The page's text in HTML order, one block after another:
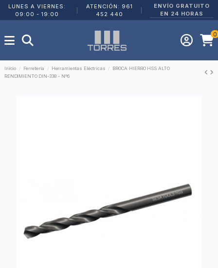
LUNES A VIERNES:
09:00 - 19:00
ATENCIÓN: 961
452 440
ENVÍO GRATUITO
EN 24 HORAS
0
Inicio Ferretería Herramientas Eléctricas
BROCA HIERRO HSS ALTO
RENDIMIENTO DIN-338 - Nº6